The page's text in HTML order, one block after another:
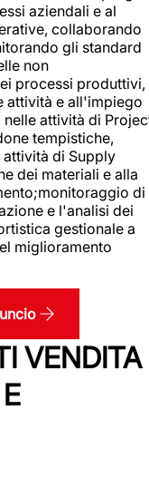
aziendali e al
collaborando
gli standard
non
processi produttivi,
attività e all'impiego
attività di
tempistiche,
di Supply
dei materiali e alla
di
e l'analisi dei
gestionale a
miglioramento
VENDITA